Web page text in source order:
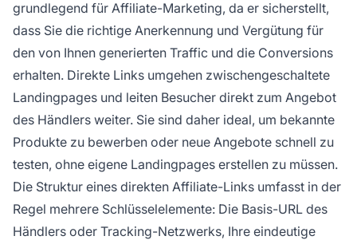
grundlegend für Affiliate-Marketing, da er sicherstellt,
dass Sie die richtige Anerkennung und Vergütung für
den von Ihnen generierten Traffic und die Conversions
erhalten. Direkte Links umgehen zwischengeschaltete
Landingpages und leiten Besucher direkt zum Angebot
des Händlers weiter. Sie sind daher ideal, um bekannte
Produkte zu bewerben oder neue Angebote schnell zu
testen, ohne eigene Landingpages erstellen zu müssen.
Die Struktur eines direkten Affiliate-Links umfasst in der
Regel mehrere Schlüsselelemente: Die Basis-URL des
Händlers oder Tracking-Netzwerks, Ihre eindeutige